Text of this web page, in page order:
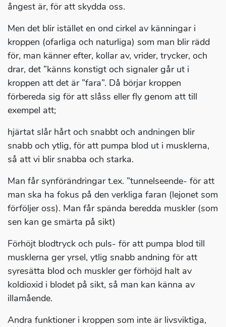
ångest är, för att skydda oss.
Men det blir istället en ond cirkel av känningar i
kroppen (ofarliga och naturliga) som man blir rädd
för, man känner efter, kollar av, vrider, trycker, och
drar, det ”känns konstigt och signaler går ut i
kroppen att det är ”fara”. Då börjar kroppen
förbereda sig för att slåss eller fly genom att till
exempel att;
hjärtat slår hårt och snabbt och andningen blir
snabb och ytlig, för att pumpa blod ut i musklerna,
så att vi blir snabba och starka.
Man får synförändringar t.ex. ”tunnelseende- för att
man ska ha fokus på den verkliga faran (lejonet som
förföljer oss). Man får spända beredda muskler (som
sen kan ge smärta på sikt)
Förhöjt blodtryck och puls- för att pumpa blod till
musklerna ger yrsel, ytlig snabb andning för att
syresätta blod och muskler ger förhöjd halt av
koldioxid i blodet på sikt, så man kan känna av
illamående.
Andra funktioner i kroppen som inte är livsviktiga,